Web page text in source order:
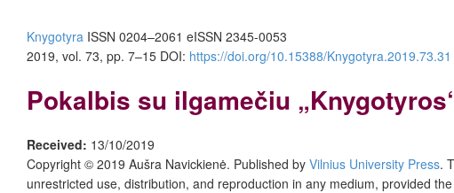
Knygotyra ISSN 0204–2061 eISSN 2345-0053
2019, vol. 73, pp. 7–15 DOI: https://doi.org/10.15388/Knygotyra.2019.73.31
Pokalbis su ilgamečiu
Received: 13/10/2019
Copyright © 2019 Aušra Navickienė. Published by Vilnius University Press.
unrestricted use, distribution, and reproduction in any medium, provided